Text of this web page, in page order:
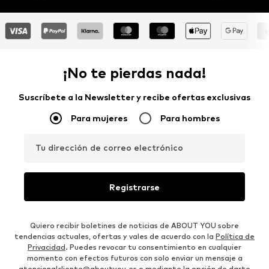
¡No te pierdas nada!
Suscríbete a la Newsletter y recibe ofertas exclusivas
Para mujeres Para hombres
Tu dirección de correo electrónico
Registrarse
Quiero recibir boletines de noticias de ABOUT YOU sobre
tendencias actuales, ofertas y vales de acuerdo con la Política de
Privacidad. Puedes revocar tu consentimiento en cualquier
momento con efectos futuros con solo enviar un mensaje a